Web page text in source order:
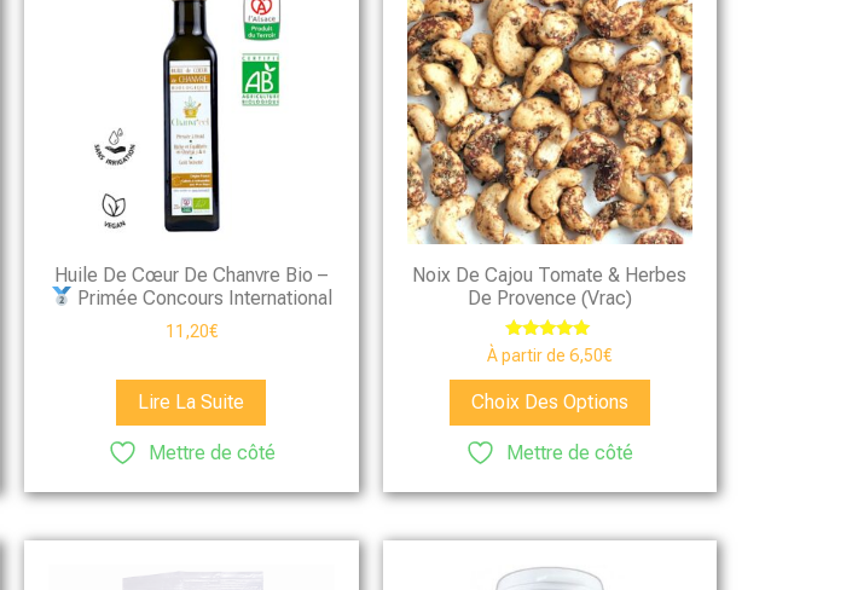
Huile De Cœur De Chanvre Bio –
Primée Concours International
11,20€
Lire La Suite
Mettre de côté
Noix De Cajou Tomate & Herbes
De Provence (vrac)
Note
5.00
sur 5
À partir de 6,50€
Choix Des Options
Mettre de côté